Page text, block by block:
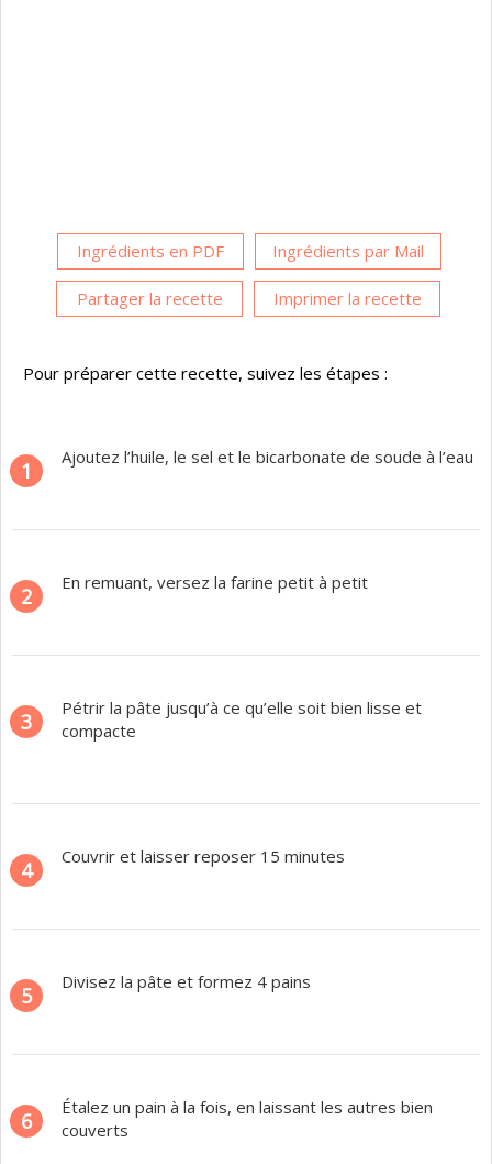
Ingrédients en PDF Ingrédients par Mail
Partager la recette Imprimer la recette
Pour préparer cette recette, suivez les étapes :
1
Ajoutez l’huile, le sel et le bicarbonate de soude à l’eau
2
En remuant, versez la farine petit à petit
3
Pétrir la pâte jusqu’à ce qu’elle soit bien lisse et
compacte
4
Couvrir et laisser reposer 15 minutes
5
Divisez la pâte et formez 4 pains
6
Étalez un pain à la fois, en laissant les autres bien
couverts